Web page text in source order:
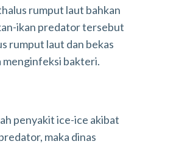
rumput laut bahkan
ikan predator tersebut
rumput laut dan bekas
menginfeksi bakteri.
penyakit ice-ice akibat
maka dinas